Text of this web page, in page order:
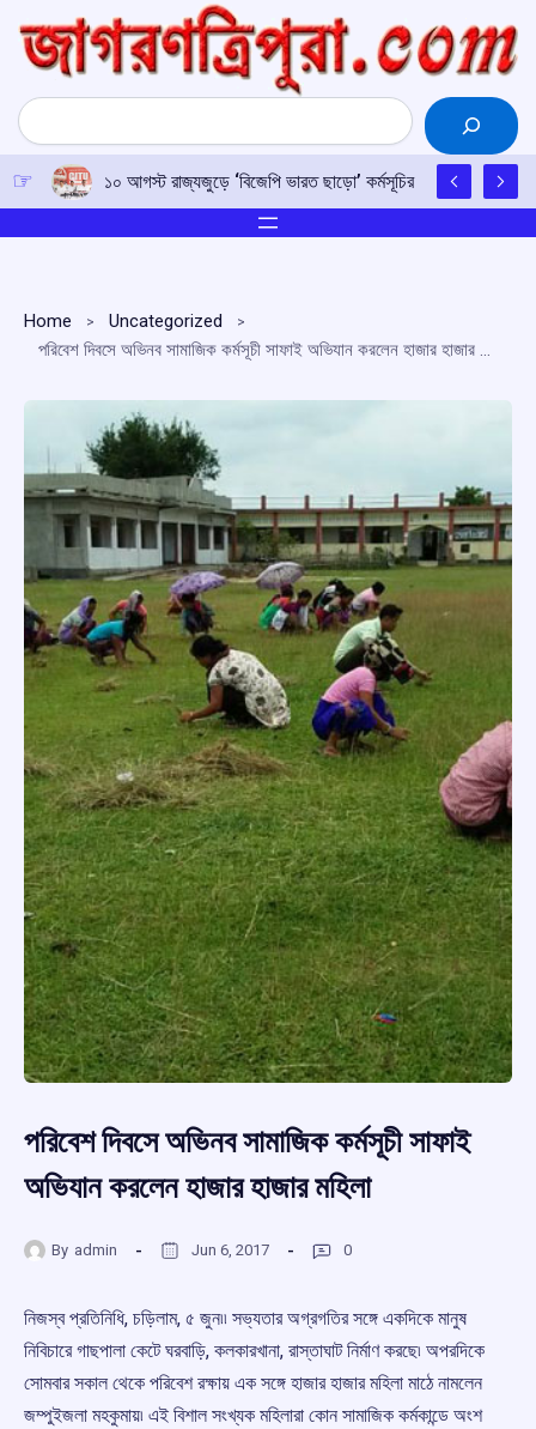
content
Search
১০ আগস্ট রাজ্যজুড়ে ‘বিজেপি ভারত ছাড়ো’ কর্মসূচির ডাক চার বামপন্থী
Home
Uncategorized
পরিবেশ দিবসে অভিনব সামাজিক কর্মসূচী সাফাই অভিযান করলেন হাজার হাজার মহিলা
পরিবেশ দিবসে অভিনব সামাজিক কর্মসূচী সাফাই
অভিযান করলেন হাজার হাজার মহিলা
By admin Jun 6, 2017 0
নিজস্ব প্রতিনিধি, চড়িলাম, ৫ জুন৷৷ সভ্যতার অগ্রগতির সঙ্গে একদিকে মানুষ
নিবিচারে গাছপালা কেটে ঘরবাড়ি, কলকারখানা, রাস্তাঘাট নির্মাণ করছে৷ অপরদিকে
সোমবার সকাল থেকে পরিবেশ রক্ষায় এক সঙ্গে হাজার হাজার মহিলা মাঠে নামলেন
জম্পুইজলা মহকুমায়৷ এই বিশাল সংখ্যক মহিলারা কোন সামাজিক কর্মকান্ডে অংশ